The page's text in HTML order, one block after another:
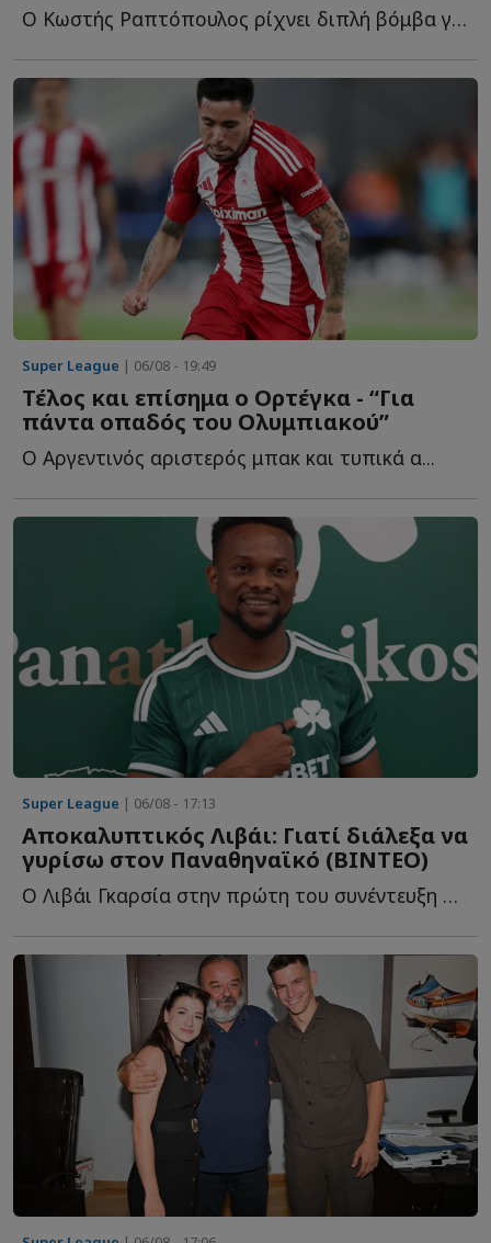
Ο Κωστής Ραπτόπουλος ρίχνει διπλή βόμβα για τον Φώτη Ι...
Super League | 06/08 - 19:49
Τέλος και επίσημα ο Ορτέγκα - “Για
πάντα οπαδός του Ολυμπιακού”
Ο Αργεντινός αριστερός μπακ και τυπικά α...
Super League | 06/08 - 17:13
Αποκαλυπτικός Λιβάι: Γιατί διάλεξα να
γυρίσω στον Παναθηναϊκό (ΒΙΝΤΕΟ)
Ο Λιβάι Γκαρσία στην πρώτη του συνέντευξη ως παίκτης τ...